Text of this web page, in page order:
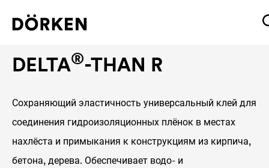
DELTA®-THAN R
Сохраняющий эластичность универсальный клей для
соединения гидроизоляционных плёнок в местах
нахлёста и примыкания к конструкциям из кирпича,
бетона, дерева. Обеспечивает водо- и